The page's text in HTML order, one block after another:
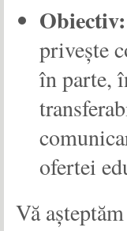
Obiectiv:
privește
în parte,
ofertei
Vă